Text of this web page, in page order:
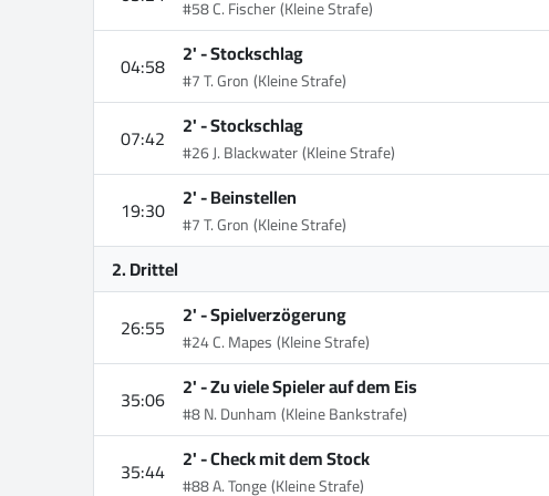
#58 C. Fischer(Kleine Strafe)
04:58 2' -Stockschlag
#7 T. Gron(Kleine Strafe)
07:42 2' -Stockschlag
#26 J. Blackwater(Kleine Strafe)
19:30 2' -Beinstellen
#7 T. Gron(Kleine Strafe)
2. Drittel
26:55 2' -Spielverzögerung
#24 C. Mapes(Kleine Strafe)
35:06 2' -Zu viele Spieler auf dem Eis
#8 N. Dunham(Kleine Bankstrafe)
35:44 2' -Check mit dem Stock
#88 A. Tonge(Kleine Strafe)